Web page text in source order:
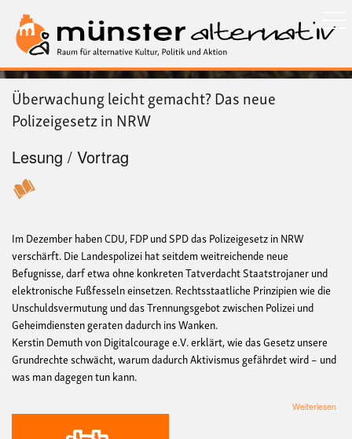
zum
Inhalt
Überwachung leicht gemacht? Das neue
Polizeigesetz in NRW
Lesung / Vortrag
Im Dezember haben CDU, FDP und SPD das Polizeigesetz in NRW
verschärft. Die Landespolizei hat seitdem weitreichende neue
Befugnisse, darf etwa ohne konkreten Tatverdacht Staatstrojaner und
elektronische Fußfesseln einsetzen. Rechtsstaatliche Prinzipien wie die
Unschuldsvermutung und das Trennungsgebot zwischen Polizei und
Geheimdiensten geraten dadurch ins Wanken.
Kerstin Demuth von Digitalcourage e.V. erklärt, wie das Gesetz unsere
Grundrechte schwächt, warum dadurch Aktivismus gefährdet wird – und
was man dagegen tun kann.
Weiterlesen